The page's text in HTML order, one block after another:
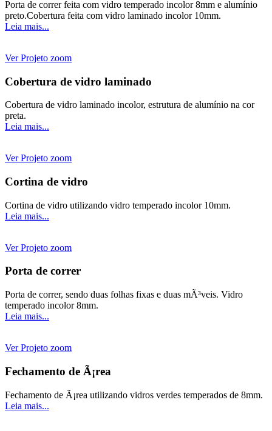
Porta de correr feita com vidro temperado incolor 8mm e alumínio
preto.Cobertura feita com vidro laminado incolor 10mm.
Leia mais...
Ver Projeto zoom
Cobertura de vidro laminado
Cobertura de vidro laminado incolor, estrutura de alumínio na cor
preta.
Leia mais...
Ver Projeto zoom
Cortina de vidro
Cortina de vidro utilizando vidro temperado incolor 10mm.
Leia mais...
Ver Projeto zoom
Porta de correr
Porta de correr, sendo duas folhas fixas e duas mÃ³veis. Vidro
temperado incolor 8mm.
Leia mais...
Ver Projeto zoom
Fechamento de Ã¡rea
Fechamento de Ã¡rea utilizando vidros verdes temperados de 8mm.
Leia mais...